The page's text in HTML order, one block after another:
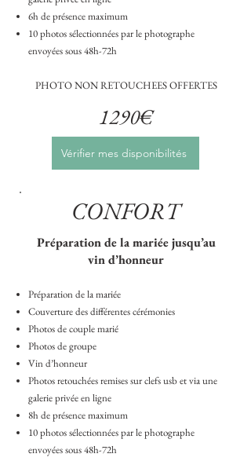
6h de présence maximum
10 photos sélectionnées par le photographe
envoyées sous 48h-72h
PHOTO NON RETOUCHEES OFFERTES
1290€
Vérifier mes disponibilités
CONFORT
Préparation de la mariée jusqu’au
vin d’honneur
Préparation de la mariée
Couverture des différentes cérémonies
Photos de couple marié
Photos de groupe
Vin d’honneur
Photos retouchées remises sur clefs usb et via une
galerie privée en ligne
8h de présence maximum
10 photos sélectionnées par le photographe
envoyées sous 48h-72h